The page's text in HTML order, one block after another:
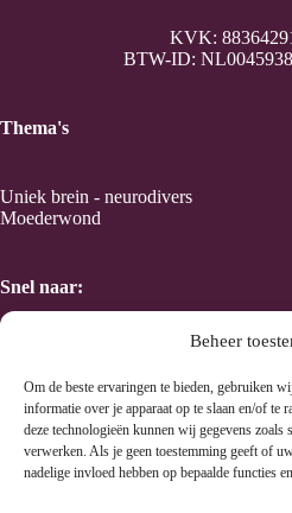
Beheer
Om de beste ervaringen te bieden, gebruiken
informatie over je apparaat op te slaan en/of te
deze technologieën kunnen wij gegevens
verwerken. Als je geen toestemming geeft of
nadelige invloed hebben op bepaalde functies
KVK:
BTW-ID:
Thema's
Uniek brein - neurodivers
Moederwond
Snel naar:
Taal en Kracht van kleur
Human Design
Wen's methode